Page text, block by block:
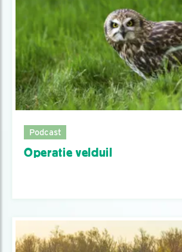
Podcast
Operatie velduil